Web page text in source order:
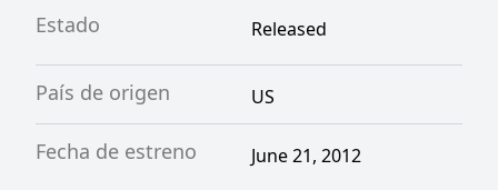
Estado Released
País de origen US
Fecha de estreno June 21, 2012